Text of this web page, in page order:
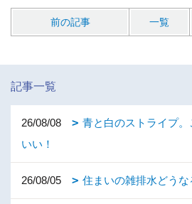
前の記事 一覧
記事一覧
26/08/08
青と白のストライプ
いい！
26/08/05 住まいの雑排水どうな